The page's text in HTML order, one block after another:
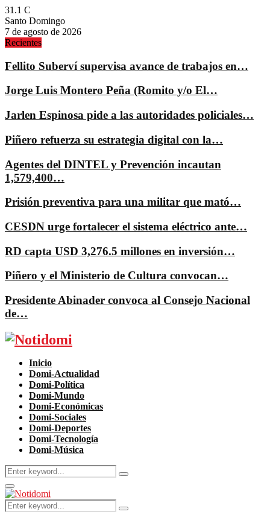
31.1 C
Santo Domingo
7 de agosto de 2026
Recientes
Fellito Suberví supervisa avance de trabajos en…
Jorge Luis Montero Peña (Romito y/o El…
Jarlen Espinosa pide a las autoridades policiales…
Piñero refuerza su estrategia digital con la…
Agentes del DINTEL y Prevención incautan
1,579,400…
Prisión preventiva para una militar que mató…
CESDN urge fortalecer el sistema eléctrico ante…
RD capta USD 3,276.5 millones en inversión…
Piñero y el Ministerio de Cultura convocan…
Presidente Abinader convoca al Consejo Nacional
de…
Facebook
Twitter
Instagram
Pinterest
Youtube
Inicio
Domi-Actualidad
Domi-Política
Domi-Mundo
Domi-Económicas
Domi-Sociales
Domi-Deportes
Domi-Tecnología
Domi-Música
Search
for:
Search
Primary
Menu
Search
for:
Search